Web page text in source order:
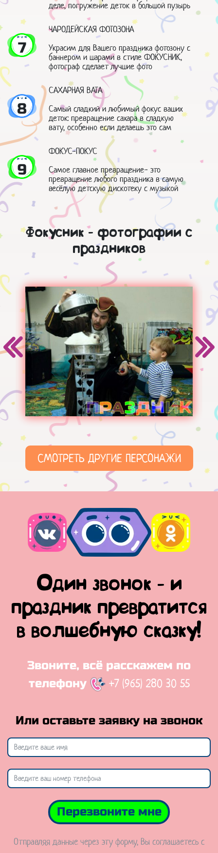
деле, погружение деток в большой пузырь
7
ЧАРОДЕЙСКАЯ ФОТОЗОНА
Украсим для Вашего праздника фотозону с
баннером и шарами в стиле ФОКУСНИК,
фотограф сделает лучшие фото
8
САХАРНАЯ ВАТА
Самый сладкий и любимый фокус ваших
деток: превращение сахара в сладкую
вату, особенно если делаешь это сам
9
ФОКУС-ПОКУС
Самое главное превращение- это
превращение любого праздника в самую
весёлую детскую дискотеку с музыкой
Фокусник - фотографии с
праздников
СМОТРЕТЬ ДРУГИЕ ПЕРСОНАЖИ
Один звонок - и
праздник превратится
в волшебную сказку!
Звоните, всё расскажем по
телефону
+7 (965) 280 30 55
Или оставьте заявку на звонок
Перезвоните мне
Отправляя данные через эту форму, Вы соглашаетесь с